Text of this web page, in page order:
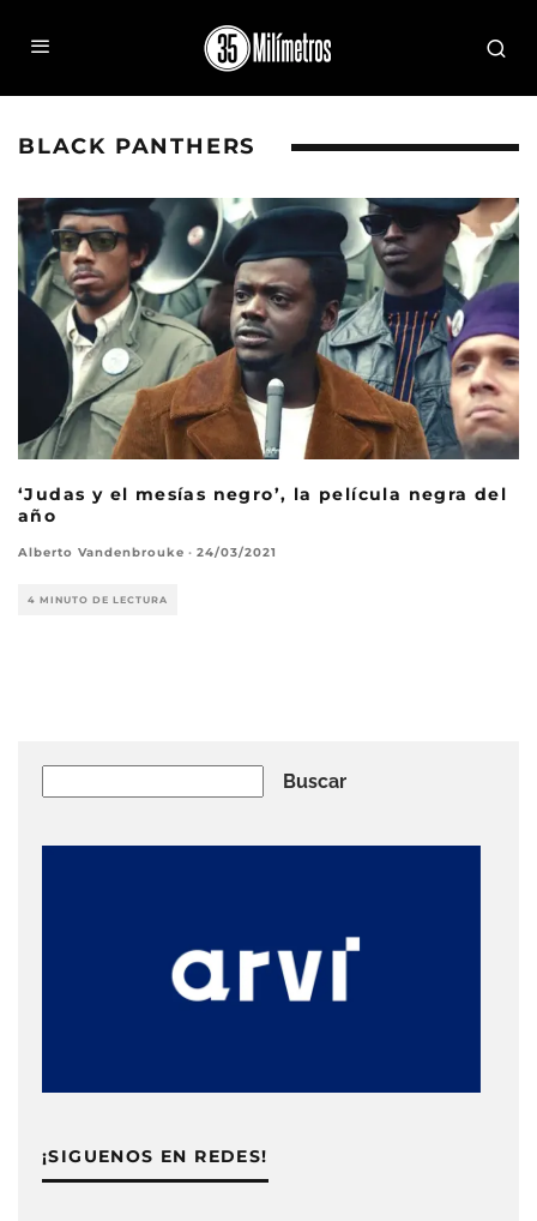
BLACK PANTHERS
‘Judas y el mesías negro’, la película negra del
año
Alberto Vandenbrouke · 24/03/2021
4 MINUTO DE LECTURA
Buscar
¡SIGUENOS EN REDES!